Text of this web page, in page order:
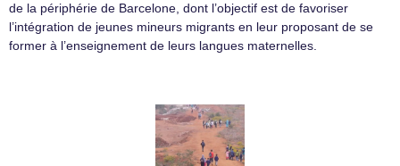
de la périphérie de Barcelone, dont l’objectif est de favoriser
l’intégration de jeunes mineurs migrants en leur proposant de se
former à l’enseignement de leurs langues maternelles.